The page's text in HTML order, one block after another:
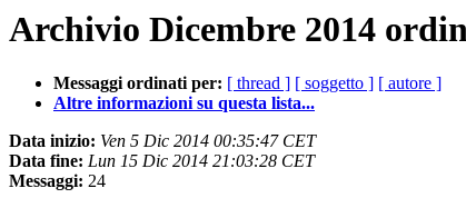
Archivio Dicembre 2014
Messaggi ordinati per: [ thread ] [ soggetto ] [ autore ]
Altre informazioni su questa lista...
Data inizio: Ven 5 Dic 2014 00:35:47 CET
Data fine: Lun 15 Dic 2014 21:03:28 CET
Messaggi: 24